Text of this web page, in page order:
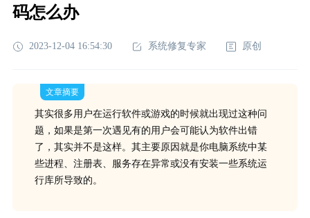
码怎么办
2023-12-04 16:54:30 系统修复专家 原创
文章摘要
其实很多用户在运行软件或游戏的时候就出现过这种问
题，如果是第一次遇见有的用户会可能认为软件出错
了，其实并不是这样。其主要原因就是你电脑系统中某
些进程、注册表、服务存在异常或没有安装一些系统运
行库所导致的。